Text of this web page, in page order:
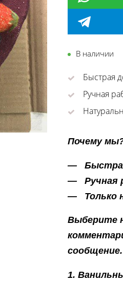
В наличии
Быстрая
Ручная
Почему
Ручная
Только
Выберите
сообщение.
1.